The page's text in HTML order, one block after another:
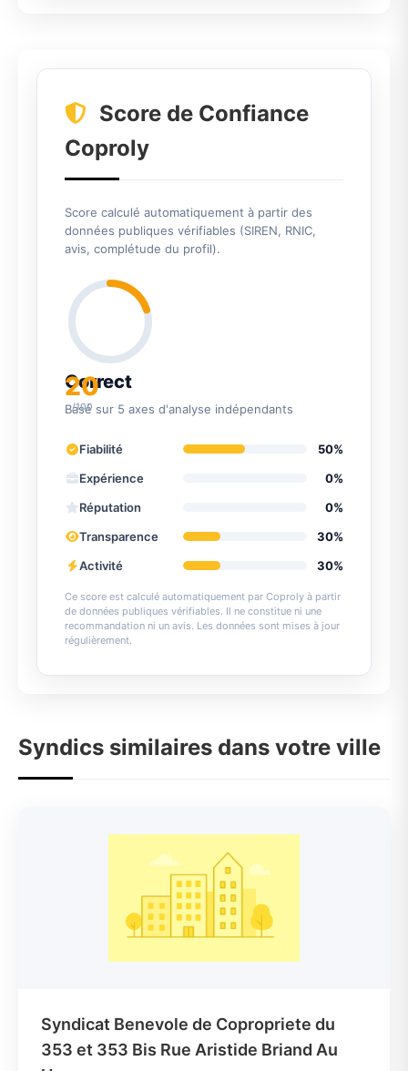
Score de Confiance
Coproly
Score calculé automatiquement à partir des
données publiques vérifiables (SIREN, RNIC,
avis, complétude du profil).
20
/100
Correct
Basé sur 5 axes d'analyse indépendants
Fiabilité
50%
Expérience
0%
Réputation
0%
Transparence
30%
Activité
30%
Ce score est calculé automatiquement par Coproly à partir
de données publiques vérifiables. Il ne constitue ni une
recommandation ni un avis. Les données sont mises à jour
régulièrement.
Syndics similaires dans votre ville
Syndicat Benevole de Copropriete du
353 et 353 Bis Rue Aristide Briand Au